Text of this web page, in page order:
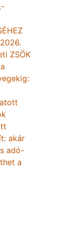
ZSÖK
akár
adó-
a